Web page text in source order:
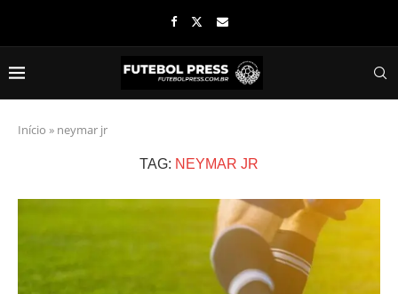
Início » neymar jr
TAG: NEYMAR JR